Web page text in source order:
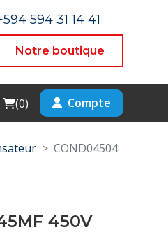
594 31 14 41
Notre boutique
Cart
(0) Compte
COND04504
450V